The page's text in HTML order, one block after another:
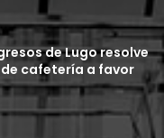
de Lugo resolve
cafetería a favor